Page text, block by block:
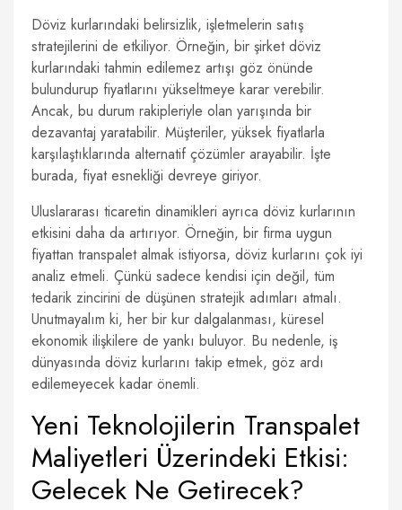
Döviz kurlarındaki belirsizlik, işletmelerin satış
stratejilerini de etkiliyor. Örneğin, bir şirket döviz
kurlarındaki tahmin edilemez artışı göz önünde
bulundurup fiyatlarını yükseltmeye karar verebilir.
Ancak, bu durum rakipleriyle olan yarışında bir
dezavantaj yaratabilir. Müşteriler, yüksek fiyatlarla
karşılaştıklarında alternatif çözümler arayabilir. İşte
burada, fiyat esnekliği devreye giriyor.
Uluslararası ticaretin dinamikleri ayrıca döviz kurlarının
etkisini daha da artırıyor. Örneğin, bir firma uygun
fiyattan transpalet almak istiyorsa, döviz kurlarını çok iyi
analiz etmeli. Çünkü sadece kendisi için değil, tüm
tedarik zincirini de düşünen stratejik adımları atmalı.
Unutmayalım ki, her bir kur dalgalanması, küresel
ekonomik ilişkilere de yankı buluyor. Bu nedenle, iş
dünyasında döviz kurlarını takip etmek, göz ardı
edilemeyecek kadar önemli.
Yeni Teknolojilerin Transpalet
Maliyetleri Üzerindeki Etkisi:
Gelecek Ne Getirecek?